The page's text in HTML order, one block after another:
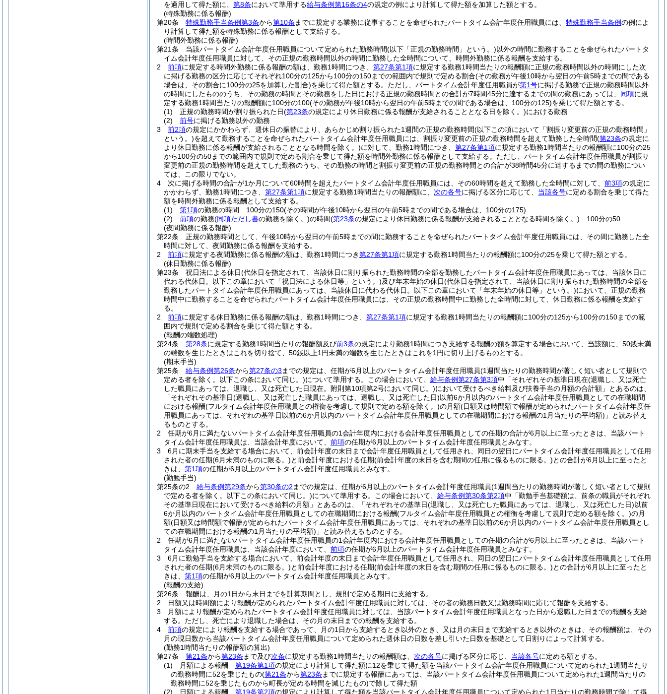
を適用して得た額に、 第8条において準用する給与条例第16条の4の規定の例により計算して得た額を加算した額とする。
(特殊勤務に係る報酬)
第20条
特殊勤務手当条例第3条から第10条 までに規定する業務に従事することを命ぜられたパートタイム会計年度任用職員には、 特殊勤務手当条例の例によ
り計算して得た額を特殊勤務に係る報酬として支給する。
(時間外勤務に係る報酬)
第21条
当該パートタイム会計年度任用職員について定められた勤務時間(以下「正規の勤務時間」という。)以外の時間に勤務することを命ぜられたパートタ
イム会計年度任用職員に対して、その正規の勤務時間以外の時間に勤務した全時間について、時間外勤務に係る報酬を支給する。
2
前項に規定する時間外勤務に係る報酬の額は、勤務1時間につき、 第27条第1項に規定する勤務1時間当たりの報酬額に正規の勤務時間以外の時間にした次
に掲げる勤務の区分に応じてそれぞれ100分の125から100分の150までの範囲内で規則で定める割合(その勤務が午後10時から翌日の午前5時までの間である
場合は、その割合に100分の25を加算した割合)を乗じて得た額とする。 ただし、パートタイム会計年度任用職員が第1号に掲げる勤務で正規の勤務時間以外
の時間にしたもののうち、その勤務の時間とその勤務をした日における正規の勤務時間との合計が7時間45分に達するまでの間の勤務にあっては、 同項に規
定する勤務1時間当たりの報酬額に100分の100(その勤務が午後10時から翌日の午前5時までの間である場合は、100分の125)を乗じて得た額とする。
(1)
正規の勤務時間が割り振られた日(第23条の規定により休日勤務に係る報酬が支給されることとなる日を除く。)における勤務
(2)
前号に掲げる勤務以外の勤務
3
前2項の規定にかかわらず、週休日の振替により、あらかじめ割り振られた1週間の正規の勤務時間(以下この項において「割振り変更前の正規の勤務時間」
という。)を超えて勤務することを命ぜられたパートタイム会計年度任用職員には、割振り変更前の正規の勤務時間を超えて勤務した全時間(第23条の規定に
より休日勤務に係る報酬が支給されることとなる時間を除く。)に対して、勤務1時間につき、 第27条第1項に規定する勤務1時間当たりの報酬額に100分の25
から100分の50までの範囲内で規則で定める割合を乗じて得た額を時間外勤務に係る報酬として支給する。 ただし、パートタイム会計年度任用職員が割振り
変更前の正規の勤務時間を超えてした勤務のうち、その勤務の時間と割振り変更前の正規の勤務時間との合計が38時間45分に達するまでの間の勤務につい
ては、この限りでない。
4
次に掲げる時間の合計が1か月について60時間を超えたパートタイム会計年度任用職員には、その60時間を超えて勤務した全時間に対して、 前3項の規定に
かかわらず、勤務1時間につき、 第27条第1項に規定する勤務1時間当たりの報酬額に、 次の各号に掲げる区分に応じて、 当該各号に定める割合を乗じて得た
額を時間外勤務に係る報酬として支給する。
(1)
第1項の勤務の時間 100分の150(その時間が午後10時から翌日の午前5時までの間である場合は、100分の175)
(2)
前項の勤務(同項ただし書の勤務を除く。)の時間(第23条の規定により休日勤務に係る報酬が支給されることとなる時間を除く。) 100分の50
(夜間勤務に係る報酬)
第22条
正規の勤務時間として、午後10時から翌日の午前5時までの間に勤務することを命ぜられたパートタイム会計年度任用職員には、その間に勤務した全
時間に対して、夜間勤務に係る報酬を支給する。
2
前項に規定する夜間勤務に係る報酬の額は、勤務1時間につき第27条第1項に規定する勤務1時間当たりの報酬額に100分の25を乗じて得た額とする。
(休日勤務に係る報酬)
第23条
祝日法による休日(代休日を指定されて、当該休日に割り振られた勤務時間の全部を勤務したパートタイム会計年度任用職員にあっては、当該休日に
代わる代休日。以下この章において「祝日法による休日等」という。)及び年末年始の休日(代休日を指定されて、当該休日に割り振られた勤務時間の全部を
勤務したパートタイム会計年度任用職員にあっては、当該休日に代わる代休日。以下この章において「年末年始の休日等」という。)において、正規の勤務
時間中に勤務することを命ぜられたパートタイム会計年度任用職員には、その正規の勤務時間中に勤務した全時間に対して、休日勤務に係る報酬を支給す
る。
2
前項に規定する休日勤務に係る報酬の額は、勤務1時間につき、 第27条第1項に規定する勤務1時間当たりの報酬額に100分の125から100分の150までの範
囲内で規則で定める割合を乗じて得た額とする。
(報酬の端数処理)
第24条
第28条に規定する勤務1時間当たりの報酬額及び前3条の規定により勤務1時間につき支給する報酬の額を算定する場合において、当該額に、50銭未満
の端数を生じたときはこれを切り捨て、50銭以上1円未満の端数を生じたときはこれを1円に切り上げるものとする。
(期末手当)
第25条
給与条例第26条から第27条の3 までの規定は、任期が6月以上のパートタイム会計年度任用職員(1週間当たりの勤務時間が著しく短い者として規則で
定める者を除く。以下この条において同じ。)について準用する。 この場合において、 給与条例第27条第3項中「それぞれその基準日現在(退職し、又は死亡
した職員にあっては、退職し、又は死亡した日現在。附則第10項第2号において同じ。)において受けるべき給料及び扶養手当の月額の合計額」とあるのは、
「それぞれその基準日(退職し、又は死亡した職員にあっては、退職し、又は死亡した日)以前6か月以内のパートタイム会計年度任用職員としての在職期間
における報酬(フルタイム会計年度任用職員との権衡を考慮して規則で定める額を除く。)の月額(日額又は時間額で報酬が定められたパートタイム会計年度任
用職員にあっては、それぞれの基準日以前の6か月以内のパートタイム会計年度任用職員としての在職期間における報酬の1月当たりの平均額) 」と読み替え
るものとする。
2
任期が6月に満たないパートタイム会計年度任用職員の1会計年度内における会計年度任用職員としての任期の合計が6月以上に至ったときは、当該パート
タイム会計年度任用職員は、当該会計年度において、 前項の任期が6月以上のパートタイム会計年度任用職員とみなす。
3
6月に期末手当を支給する場合において、前会計年度の末日まで会計年度任用職員として任用され、同日の翌日にパートタイム会計年度任用職員として任用
された者の任期(6月未満のものに限る。)と前会計年度における任期(前会計年度の末日を含む期間の任用に係るものに限る。)との合計が6月以上に至ったと
きは、 第1項の任期が6月以上のパートタイム会計年度任用職員とみなす。
(勤勉手当)
第25条の2
給与条例第29条から第30条の2 までの規定は、任期が6月以上のパートタイム会計年度任用職員(1週間当たりの勤務時間が著しく短い者として規則
で定める者を除く。以下この条において同じ。)について準用する。 この場合において、 給与条例第30条第2項中「勤勉手当基礎額は、前条の職員がそれぞれ
その基準日現在において受けるべき給料の月額」とあるのは、「それぞれその基準日(退職し、又は死亡した職員にあっては、退職し、又は死亡した日)以前
6か月以内のパートタイム会計年度任用職員としての在職期間における報酬(フルタイム会計年度任用職員との権衡を考慮して規則で定める額を除く。)の月
額(日額又は時間額で報酬が定められたパートタイム会計年度任用職員にあっては、それぞれの基準日以前の6か月以内のパートタイム会計年度任用職員とし
ての在職期間における報酬の1月当たりの平均額) 」と読み替えるものとする。
2
任期が6月に満たないパートタイム会計年度任用職員の1会計年度内における会計年度任用職員としての任期の合計が6月以上に至ったときは、当該パート
タイム会計年度任用職員は、当該会計年度において、 前項の任期が6月以上のパートタイム会計年度任用職員とみなす。
3
6月に勤勉手当を支給する場合において、前会計年度の末日まで会計年度任用職員として任用され、同日の翌日にパートタイム会計年度任用職員として任用
された者の任期(6月未満のものに限る。)と前会計年度における任期(前会計年度の末日を含む期間の任用に係るものに限る。)との合計が6月以上に至ったと
きは、 第1項の任期が6月以上のパートタイム会計年度任用職員とみなす。
(報酬の支給)
第26条
報酬は、月の1日から末日までを計算期間とし、規則で定める期日に支給する。
2
日額又は時間額により報酬が定められたパートタイム会計年度任用職員に対しては、その者の勤務日数又は勤務時間に応じて報酬を支給する。
3
月額により報酬が定められたパートタイム会計年度任用職員に対しては、当該パートタイム会計年度任用職員となった日から退職した日までの報酬を支給
する。 ただし、死亡により退職した場合は、その月の末日までの報酬を支給する。
4
前項の規定により報酬を支給する場合であって、月の1日から支給するとき以外のとき、又は月の末日まで支給するとき以外のときは、その報酬額は、その
月の現日数から当該パートタイム会計年度任用職員について定められた週休日の日数を差し引いた日数を基礎として日割りによって計算する。
(勤務1時間当たりの報酬額の算出)
第27条
第21条から第23条 まで及び次条に規定する勤務1時間当たりの報酬額は、 次の各号に掲げる区分に応じ、 当該各号に定める額とする。
(1)
月額による報酬 第19条第1項の規定により計算して得た額に12を乗じて得た額を当該パートタイム会計年度任用職員について定められた1週間当たり
の勤務時間に52を乗じたもの(第21条から第23条 までに規定する報酬にあっては、当該パートタイム会計年度任用職員について定められた1週間当たりの
勤務時間に52を乗じたものから町長が定める時間を減じたもの)で除して得た額
(2)
日額による報酬 第19条第2項の規定により計算して得た額を当該パートタイム会計年度任用職員について定められた1日当たりの勤務時間で除して得